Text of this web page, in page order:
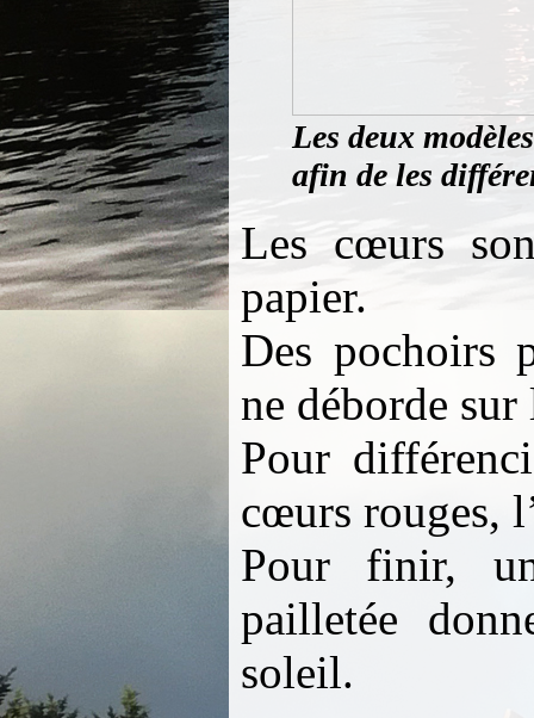
Les deux
afin de les
Les cœurs
papier.
Des pochoirs
ne déborde
Pour
cœurs rouges,
Pour finir,
pailletée
soleil.